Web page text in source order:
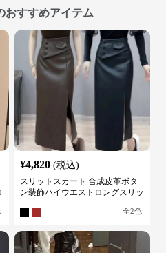
おすすめアイテム
¥4,820 (税込)
スリットスカート 合成皮革ボタ
ン装飾ハイウエストロングスリッ
全2色